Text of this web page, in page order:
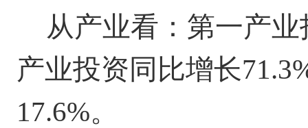
从产业看 ：第一产业
产业投资同比增长71.3
17.6%。